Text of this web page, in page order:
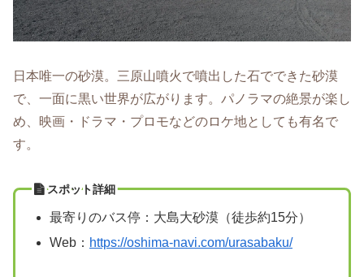
日本唯一の砂漠。三原山噴火で噴出した石でできた砂漠
で、一面に黒い世界が広がります。パノラマの絶景が楽し
め、映画・ドラマ・プロモなどのロケ地としても有名で
す。
スポット詳細
最寄りのバス停：大島大砂漠（徒歩約15分）
Web： https://oshima-navi.com/urasabaku/